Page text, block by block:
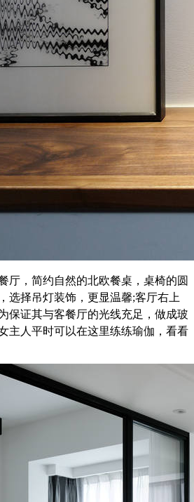
，简约自然的北欧餐桌，桌椅的圆
选择吊灯装饰，更显温馨;客厅右上
保证其与客餐厅的光线充足，做成玻
主人平时可以在这里练练瑜伽，看看